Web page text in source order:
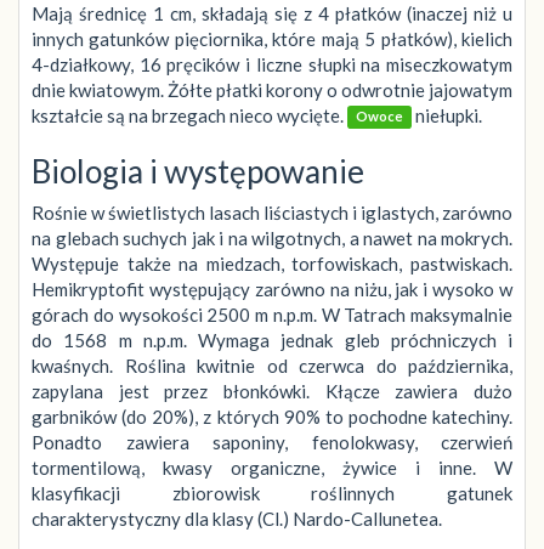
Mają średnicę 1 cm, składają się z 4 płatków (inaczej niż u
innych gatunków pięciornika, które mają 5 płatków), kielich
4-działkowy, 16 pręcików i liczne słupki na miseczkowatym
dnie kwiatowym. Żółte płatki korony o odwrotnie jajowatym
kształcie są na brzegach nieco wycięte.
Owoce niełupki.
Biologia i występowanie
Rośnie w świetlistych lasach liściastych i iglastych, zarówno
na glebach suchych jak i na wilgotnych, a nawet na mokrych.
Występuje także na miedzach, torfowiskach, pastwiskach.
Hemikryptofit występujący zarówno na niżu, jak i wysoko w
górach do wysokości 2500 m n.p.m. W Tatrach maksymalnie
do 1568 m n.p.m. Wymaga jednak gleb próchniczych i
kwaśnych. Roślina kwitnie od czerwca do października,
zapylana jest przez błonkówki. Kłącze zawiera dużo
garbników (do 20%), z których 90% to pochodne katechiny.
Ponadto zawiera saponiny, fenolokwasy, czerwień
tormentilową, kwasy organiczne, żywice i inne. W
klasyfikacji zbiorowisk roślinnych gatunek
charakterystyczny dla klasy (Cl.) Nardo-Callunetea.